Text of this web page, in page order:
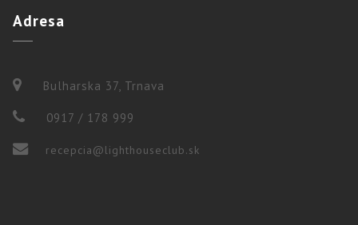
Adresa
Bulharska 37, Trnava
0917 / 178 999
recepcia@lighthouseclub.sk